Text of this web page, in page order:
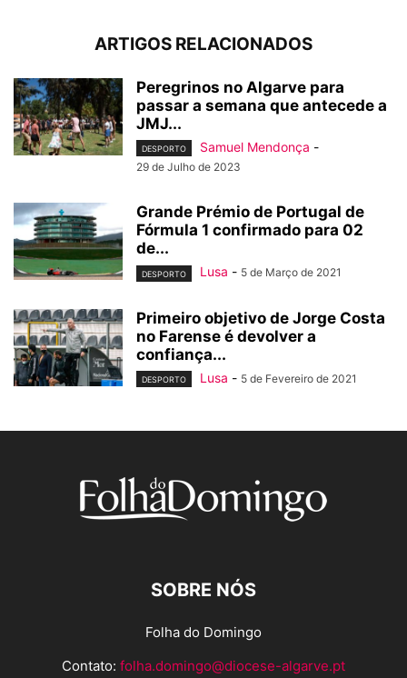
ARTIGOS RELACIONADOS
Peregrinos no Algarve para
passar a semana que antecede a
JMJ...
DESPORTO Samuel Mendonça -
29 de Julho de 2023
Grande Prémio de Portugal de
Fórmula 1 confirmado para 02
de...
DESPORTO Lusa - 5 de Março de 2021
Primeiro objetivo de Jorge Costa
no Farense é devolver a
confiança...
DESPORTO Lusa - 5 de Fevereiro de 2021
SOBRE NÓS
Folha do Domingo
Contato: folha.domingo@diocese-algarve.pt